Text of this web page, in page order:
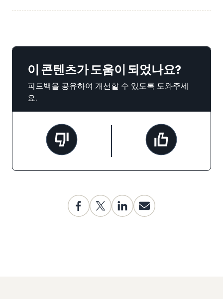
이 콘텐츠가 도움이 되었나요?
피드백을 공유하여 개선할 수 있도록 도와주세
요.